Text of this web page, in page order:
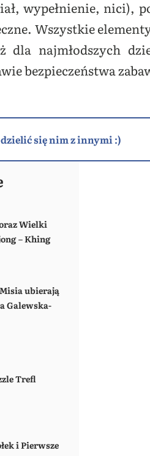
wypełnienie, nici),
Wszystkie
najmłodszych
bezpieczeństwa
się nim z innymi :)
Wielki
– Khing
ubierają
Galewska-
Trefl
i Pierwsze